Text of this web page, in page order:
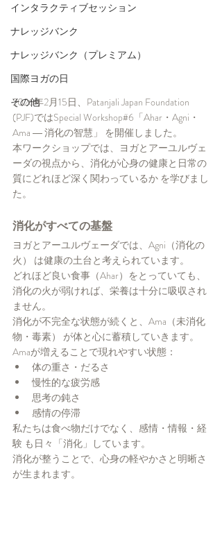
インタラクティブセッション
ナレッジバンク
ナレッジバンク（プレミアム）
国際ヨガの日
その他
2026年2月15日、Patanjali Japan Foundation
(PJF)ではSpecial Workshop#6「Ahar・Agni・
Ama ― 消化の智慧」 を開催しました。
本ワークショップでは、ヨガとアーユルヴェ
ーダの視点から、消化が心身の健康と日常の
質にどれほど深く関わっているか を学びまし
た。
消化がすべての基盤
ヨガとアーユルヴェーダでは、Agni（消化の
火） は健康の土台と考えられています。
どれほど良い食事（Ahar）をとっていても、
消化の火が弱ければ、栄養は十分に吸収され
ません。
消化が不完全な状態が続くと、Ama（未消化
物・毒素） が体と心に蓄積していきます。
Amaが増えることで現れやすい状態：
体の重さ・だるさ
慢性的な疲労感
思考の鈍さ
感情の停滞
私たちは食べ物だけでなく、感情・情報・経
験 も日々「消化」しています。
消化が整うことで、心身の軽やかさと明晰さ
が生まれます。